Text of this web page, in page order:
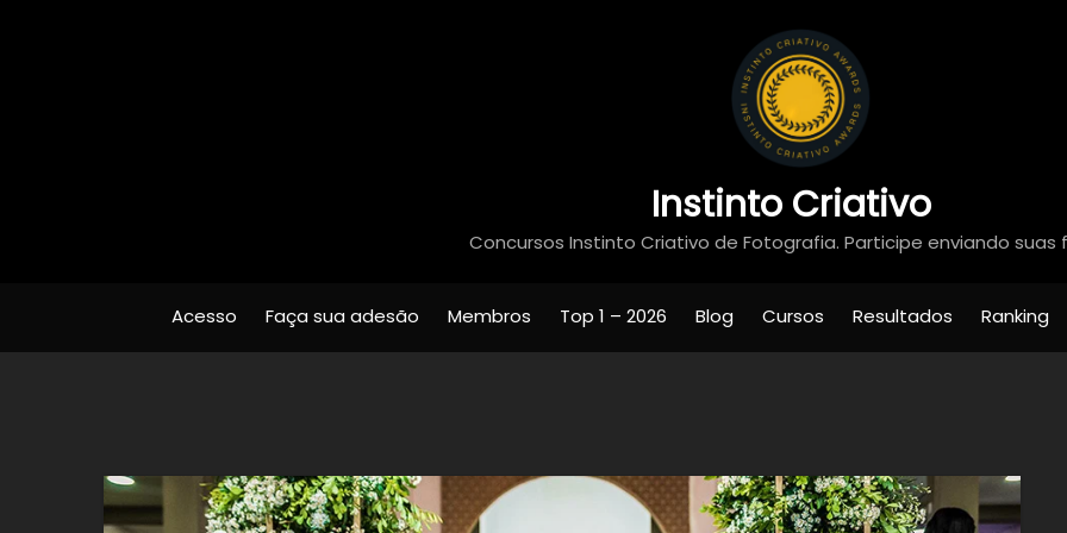
Instinto Criativo
Concursos Instinto Criativo de Fotografia. Participe enviando suas
Acesso Faça sua adesão Membros Top 1 – 2026 Blog Cursos Resultados Ranking